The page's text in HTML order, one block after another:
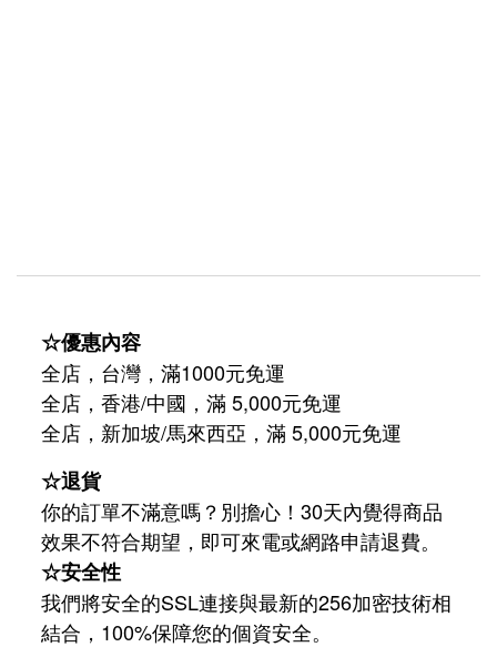
☆優惠內容
全店，台灣，滿1000元免運
全店，香港/中國，滿 5,000元免運
全店，新加坡/馬來西亞，滿 5,000元免運
☆退貨
你的訂單不滿意嗎？別擔心！30天內覺得商品
效果不符合期望，即可來電或網路申請退費。
☆安全性
我們將安全的SSL連接與最新的256加密技術相
結合，100%保障您的個資安全。